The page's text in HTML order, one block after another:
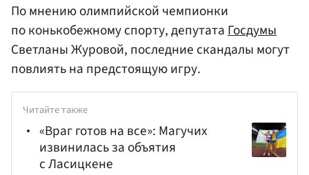
По мнению олимпийской чемпионки
по конькобежному спорту, депутатаГосдумы
Светланы Журовой, последние скандалы могут
повлиять на предстоящую игру.
Читайте также
«Враг готов на все»: Магучих
извинилась за объятия
с Ласицкене